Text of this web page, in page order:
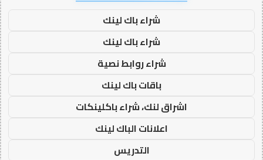
شراء باك لينك
شراء باك لينك
شراء روابط نصية
باقات باك لينك
اشراق لنك، شراء باكلينكات
اعلانات الباك لينك
التدريس